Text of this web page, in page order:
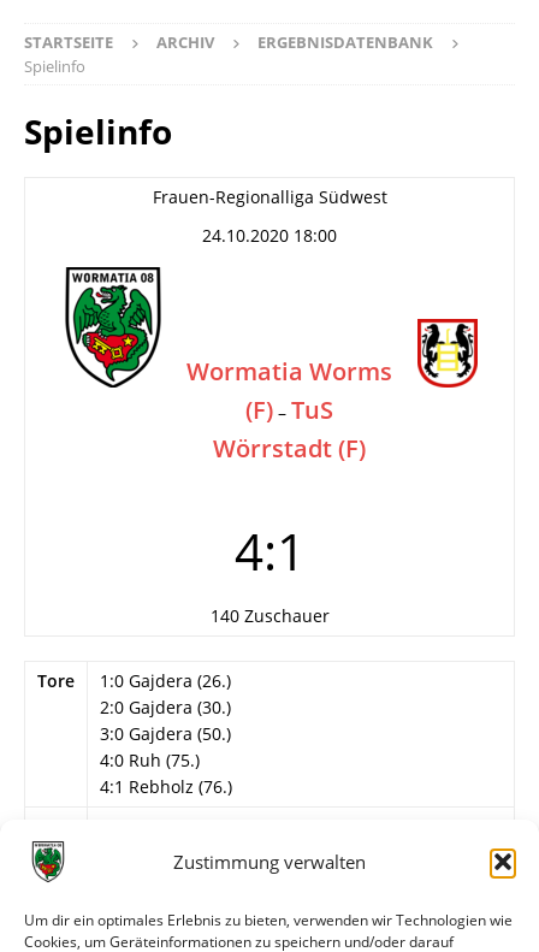
Zustimmung verwalten
Um dir ein optimales Erlebnis zu bieten, verwenden wir Technologien wie
Cookies, um Geräteinformationen zu speichern und/oder darauf
STARTSEITE ARCHIV
ERGEBNISDATENBANK
Spielinfo
Spielinfo
Frauen-Regionalliga Südwest
24.10.2020 18:00
Wormatia Worms
(F) – TuS
Wörrstadt (F)
4:1
140 Zuschauer
Tore
1:0 Gajdera (26.)
2:0 Gajdera (30.)
3:0 Gajdera (50.)
4:0 Ruh (75.)
4:1 Rebholz (76.)
Gajdera (90. C. Burkhart), Meierfrankenfeld, S.